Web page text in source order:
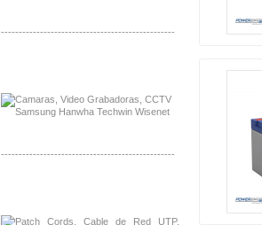
-------------------------------------------------
-------------------------------------------------